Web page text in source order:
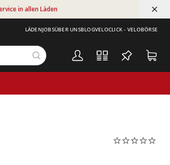
in allen Läden
LÄDENJOBSÜBER UNSBLOGVELOCLICK - VELOBÖRSE